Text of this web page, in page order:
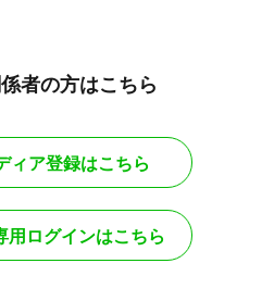
者の方はこちら
ィア登録はこちら
用ログインはこちら